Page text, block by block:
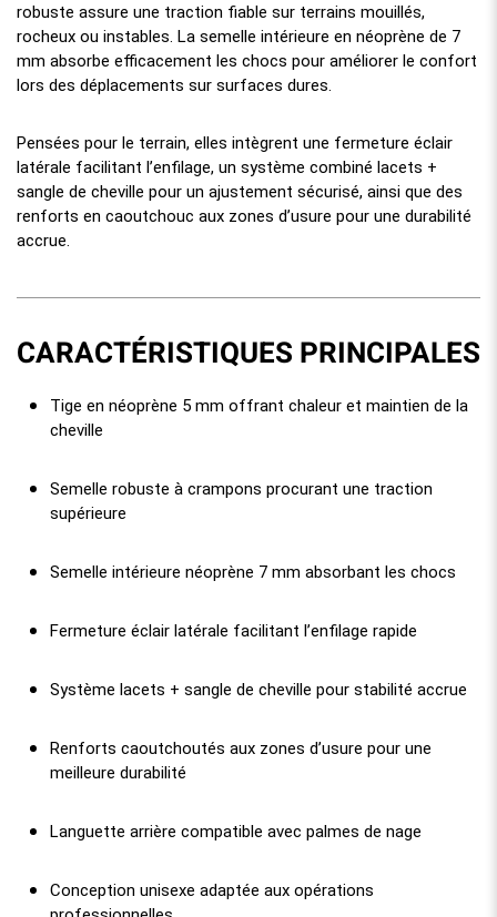
robuste assure une traction fiable sur terrains mouillés,
rocheux ou instables. La semelle intérieure en néoprène de 7
mm absorbe efficacement les chocs pour améliorer le confort
lors des déplacements sur surfaces dures.
Pensées pour le terrain, elles intègrent une fermeture éclair
latérale facilitant l’enfilage, un système combiné lacets +
sangle de cheville pour un ajustement sécurisé, ainsi que des
renforts en caoutchouc aux zones d’usure pour une durabilité
accrue.
CARACTÉRISTIQUES PRINCIPALES
Tige en néoprène 5 mm offrant chaleur et maintien de la
cheville
Semelle robuste à crampons procurant une traction
supérieure
Semelle intérieure néoprène 7 mm absorbant les chocs
Fermeture éclair latérale facilitant l’enfilage rapide
Système lacets + sangle de cheville pour stabilité accrue
Renforts caoutchoutés aux zones d’usure pour une
meilleure durabilité
Languette arrière compatible avec palmes de nage
Conception unisexe adaptée aux opérations